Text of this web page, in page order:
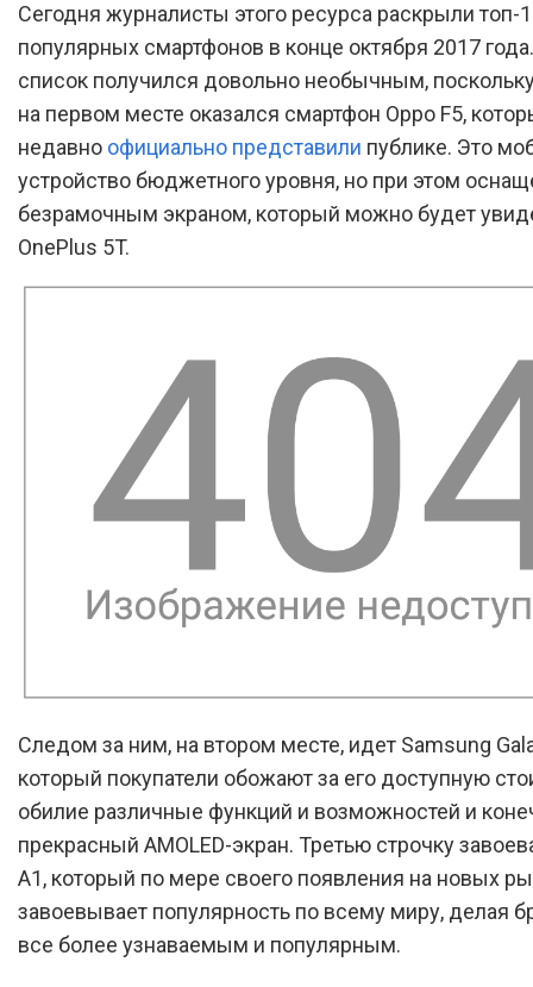
Сегодня журналисты этого ресурса раскрыли топ-
популярных смартфонов в конце октября 2017
список получился довольно необычным, поскольку
на первом месте оказался смартфон Oppo F5,
недавно официально представили публике. Это
устройство бюджетного уровня, но при этом
безрамочным экраном, который можно будет
OnePlus 5T.
Следом за ним, на втором месте, идет Samsung
который покупатели обожают за его доступную
обилие различные функций и возможностей и
прекрасный AMOLED-экран. Третью строчку
A1, который по мере своего появления на новых
завоевывает популярность по всему миру, делая
все более узнаваемым и популярным.